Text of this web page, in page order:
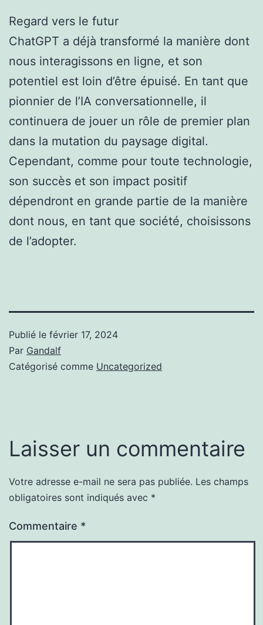
Regard vers le futur
ChatGPT a déjà transformé la manière dont
nous interagissons en ligne, et son
potentiel est loin d’être épuisé. En tant que
pionnier de l’IA conversationnelle, il
continuera de jouer un rôle de premier plan
dans la mutation du paysage digital.
Cependant, comme pour toute technologie,
son succès et son impact positif
dépendront en grande partie de la manière
dont nous, en tant que société, choisissons
de l’adopter.
Publié le février 17, 2024
Par Gandalf
Catégorisé comme Uncategorized
Laisser un commentaire
Votre adresse e-mail ne sera pas publiée. Les champs
obligatoires sont indiqués avec *
Commentaire *